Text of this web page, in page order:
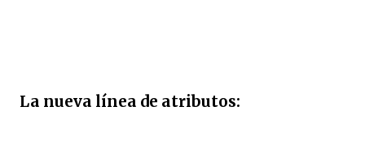
La nueva línea de atributos: